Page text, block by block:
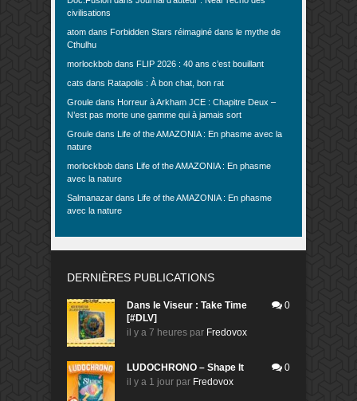
civilisations
atom dans Forbidden Stars réimaginé dans le mythe de
Cthulhu
morlockbob dans FLIP 2026 : 40 ans c’est bouillant
cats dans Ratapolis : À bon chat, bon rat
Groule dans Horreur à Arkham JCE : Chapitre Deux –
N’est pas morte une gamme qui à jamais sort
Groule dans
Life of the AMAZONIA : En phasme avec la
nature
morlockbob dans
Life of the AMAZONIA : En phasme
avec la nature
Salmanazar dans
Life of the AMAZONIA : En phasme
avec la nature
DERNIÈRES PUBLICATIONS
Dans le Viseur : Take Time
[#DLV]
il y a 7 heures par Fredovox
0
LUDOCHRONO – Shape It
il y a 1 jour par Fredovox
0